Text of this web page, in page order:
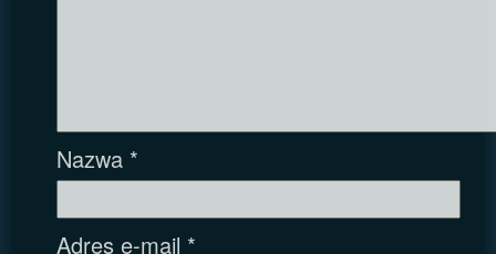
Nazwa *
Adres e-mail *